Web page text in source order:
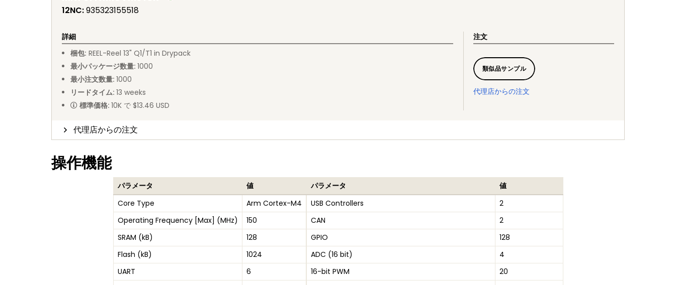
12NC:935323155518
詳細
梱包: REEL-Reel 13" Q1/T1 in Drypack
最小パッケージ数量: 1000
最小注文数量: 1000
リードタイム: 13 weeks
標準価格: 10K で $13.46 USD
注文
類似品サンプル
代理店からの注文
代理店からの注文
操作機能
パラメータ
値
Core Type
Arm Cortex-M4
Operating Frequency [Max] (MHz)
150
SRAM (kB)
128
Flash (kB)
1024
UART
6
パラメータ
値
USB Controllers
2
CAN
2
GPIO
128
ADC (16 bit)
4
16-bit PWM
20